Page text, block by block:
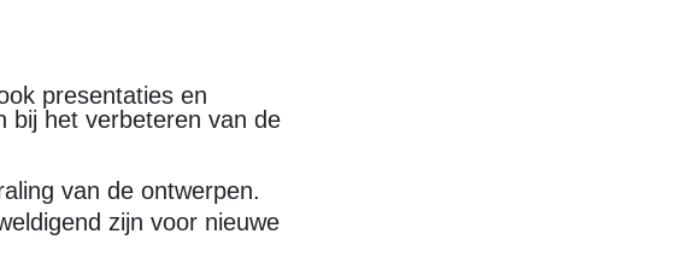
presentaties en
bij het verbeteren van de
van de ontwerpen.
zijn voor nieuwe